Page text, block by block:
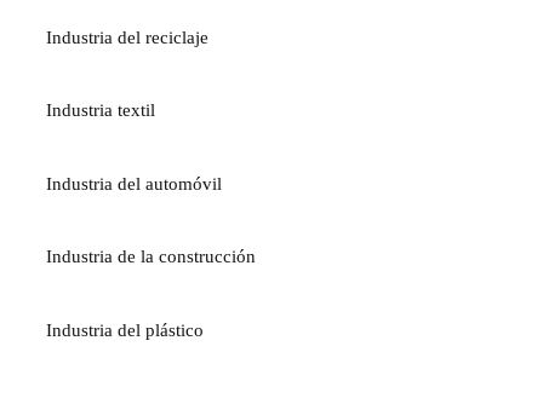
Industria del reciclaje
Industria textil
Industria del automóvil
Industria de la construcción
Industria del plástico